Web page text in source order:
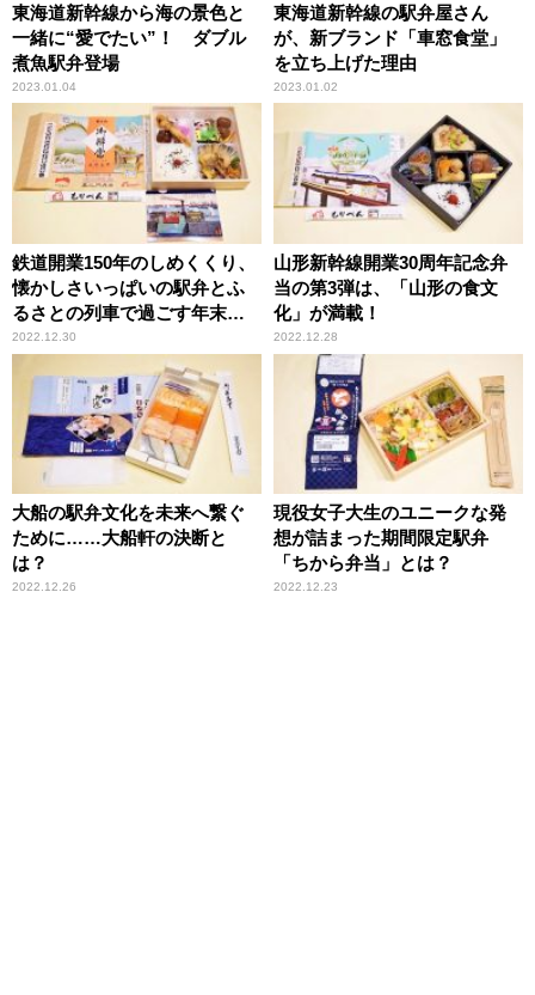
東海道新幹線から海の景色と
一緒に“愛でたい”！ ダブル
煮魚駅弁登場
2023.01.04
東海道新幹線の駅弁屋さん
が、新ブランド「車窓食堂」
を立ち上げた理由
2023.01.02
鉄道開業150年のしめくくり、
懐かしさいっぱいの駅弁とふ
るさとの列車で過ごす年末年
始はいかが？
2022.12.30
山形新幹線開業30周年記念弁
当の第3弾は、「山形の食文
化」が満載！
2022.12.28
大船の駅弁文化を未来へ繋ぐ
ために……大船軒の決断と
は？
2022.12.26
現役女子大生のユニークな発
想が詰まった期間限定駅弁
「ちから弁当」とは？
2022.12.23